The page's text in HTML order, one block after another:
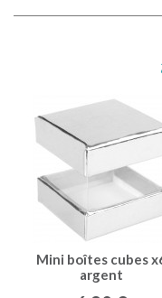
Mini boîtes cubes
argent